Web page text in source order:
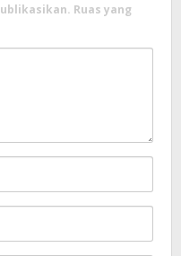
Ruas yang